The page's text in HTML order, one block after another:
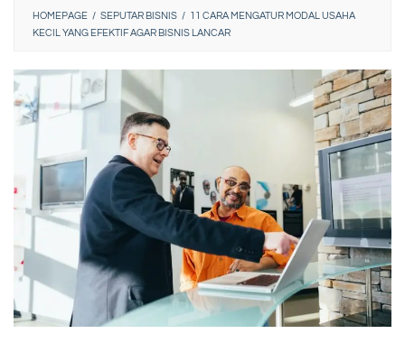
HOMEPAGE / SEPUTAR BISNIS / 11 CARA MENGATUR MODAL USAHA
KECIL YANG EFEKTIF AGAR BISNIS LANCAR